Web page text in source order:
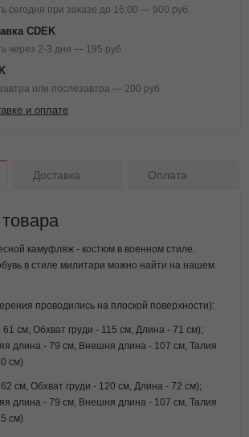
сегодня при заказе до 16:00 — 900 руб
CDEK
через 2-3 дня — 195 руб
или послезавтра — 200 руб
и оплате
Доставка Оплата
камуфляж - костюм в военном стиле.
в стиле милитари можно найти на нашем
проводились на плоской поверхности):
61 см, Обхват груди - 115 см, Длина - 71 см);
длина - 79 см, Внешня длина - 107 см, Талия
см)
62 см, Обхват груди - 120 см, Длина - 72 см);
длина - 79 см, Внешня длина - 107 см, Талия
см)